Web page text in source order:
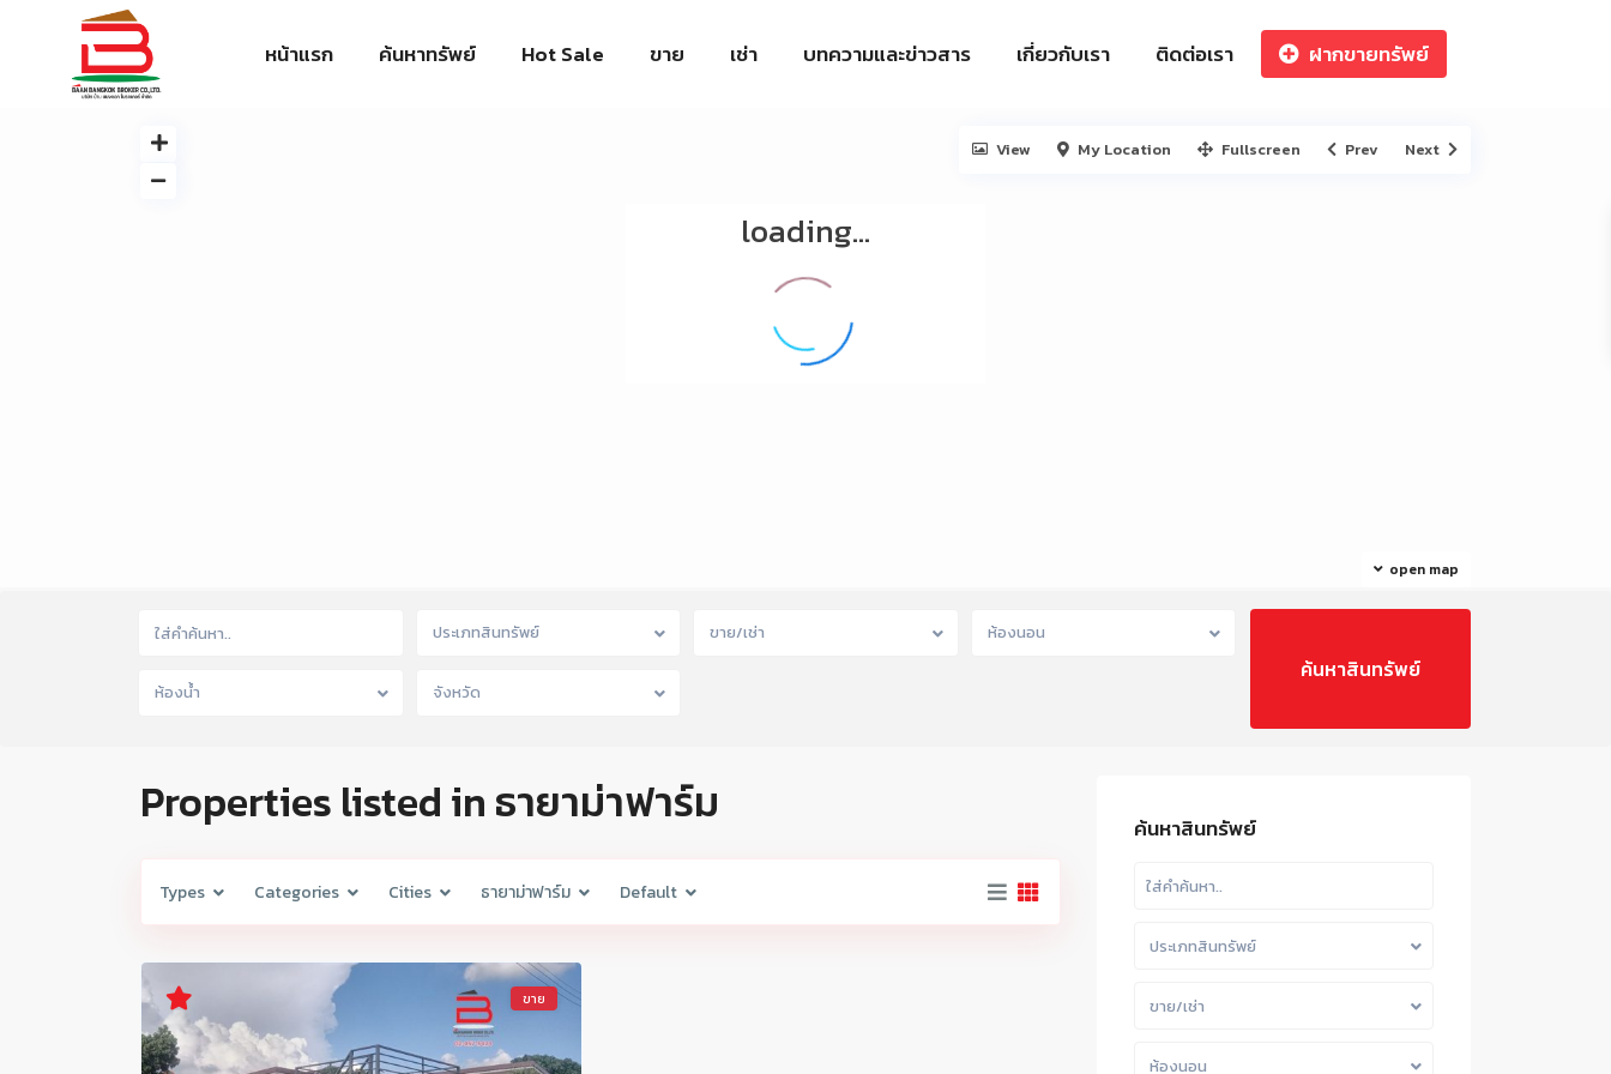
หน้าแรก ค้นหาทรัพย์ Hot Sale ขาย เช่า บทความและข่าวสาร เกี่ยวกับเรา ติดต่อเรา ฝากขายทรัพย์
loading...
open map
View My Location Fullscreen Prev Next
ประเภทสินทรัพย์ ขาย/เช่า ห้องนอน
ห้องน้ำ จังหวัด
Properties listed in ธายาม่าฟาร์ม
Types Categories Cities ธายาม่าฟาร์ม Default
ขาย
ค้นหาสินทรัพย์
ประเภทสินทรัพย์
ขาย/เช่า
ห้องนอน